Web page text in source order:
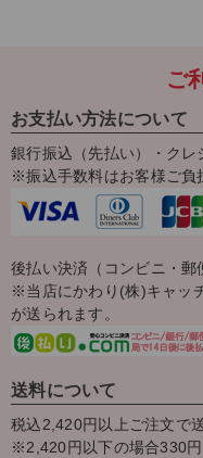
ご
お支払い方法について
銀行振込（先払い）・クレ
※振込手数料はお客様ご負
後払い決済（コンビニ・郵
※当店にかわり(株)キャッ
が送られます。
送料について
税込2,420円以上ご注文で
※2,420円以下の場合330円